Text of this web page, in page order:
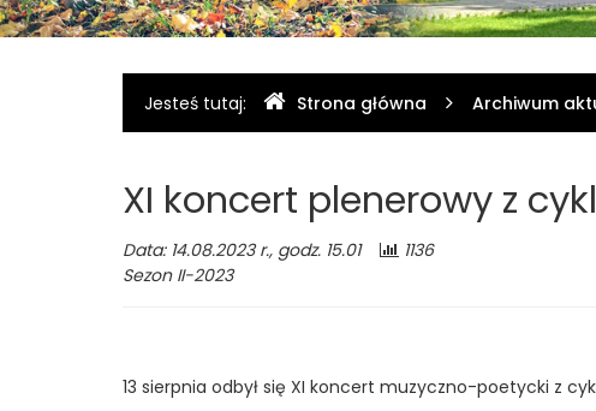
Dębinkach
Gdzie
jesteśmy
Jesteś tutaj: Strona główna Archiwum
XI koncert plenerowy z
Data: 14.08.2023 r., godz. 15.01
1136
Sezon II-2023
13 sierpnia odbył się XI koncert muzyczno-poetycki z